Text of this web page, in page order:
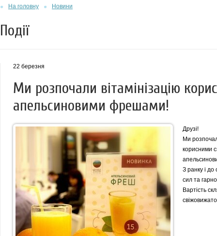
На головну Новини
Події
22 березня
Ми розпочали вітамінізацію
апельсиновими фрешами!
Друзі!
Ми
корисними
З ранку і до
сил та
Вартість